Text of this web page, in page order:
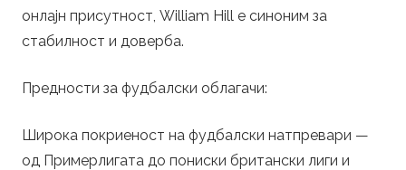
онлајн присутност, William Hill е синоним за
стабилност и доверба.
Предности за фудбалски облагачи:
Широка покриеност на фудбалски натпревари —
од Примерлигата до пониски британски лиги и